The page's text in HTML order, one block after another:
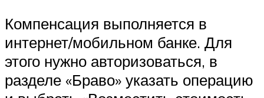
Компенсация выполняется в
интернет/мобильном банке. Для
этого нужно авторизоваться, в
разделе «Браво» указать операцию